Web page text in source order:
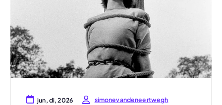
jun, di, 2026 simonevandeneertwegh